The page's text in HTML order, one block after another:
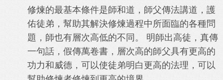
修煉的最基本條件是師和道，師父傳法講道，護
佑徒弟，幫助其解決修煉過程中所面臨的各種問
題，師也有層次高低的不同。 明師出高徒，真傳
一句話，假傳萬卷書，層次高的師父具有更高的
功力和威德，可以使徒弟明白更高的法理，可以